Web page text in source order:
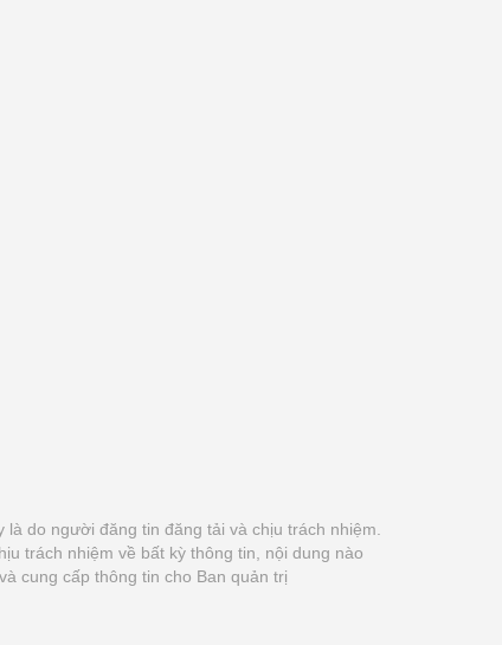
là do người đăng tin đăng tải và chịu trách nhiệm.
trách nhiệm về bất kỳ thông tin, nội dung nào
cung cấp thông tin cho Ban quản trị